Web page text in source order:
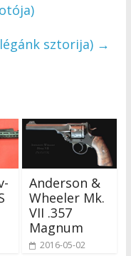
sztorija) →
Anderson &
Wheeler Mk.
VII .357
Magnum
2016-05-02